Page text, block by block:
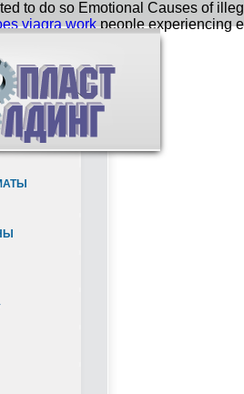
to do so Emotional Causes of
viagra workpeople experiencing